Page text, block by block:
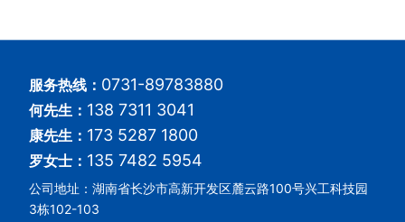
服务热线： 0731-89783880
何先生： 138 7311 3041
康先生： 173 5287 1800
罗女士： 135 7482 5954
公司地址：湖南省长沙市高新开发区麓云路100号兴工科技园
3栋102-103